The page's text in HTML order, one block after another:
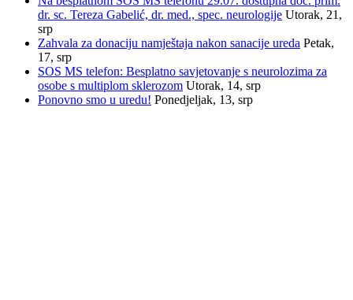
dr. sc. Tereza Gabelić, dr. med., spec. neurologije Utorak, 21,
srp
Zahvala za donaciju namještaja nakon sanacije ureda Petak,
17, srp
SOS MS telefon: Besplatno savjetovanje s neurolozima za
osobe s multiplom sklerozom Utorak, 14, srp
Ponovno smo u uredu! Ponedjeljak, 13, srp